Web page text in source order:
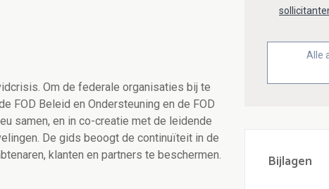
Om de federale organisaties bij te
FOD Beleid en Ondersteuning en de FOD
samen, en in co-creatie met de leidende
De gids beoogt de continuïteit in de
klanten en partners te beschermen.
Alle
Bijlagen